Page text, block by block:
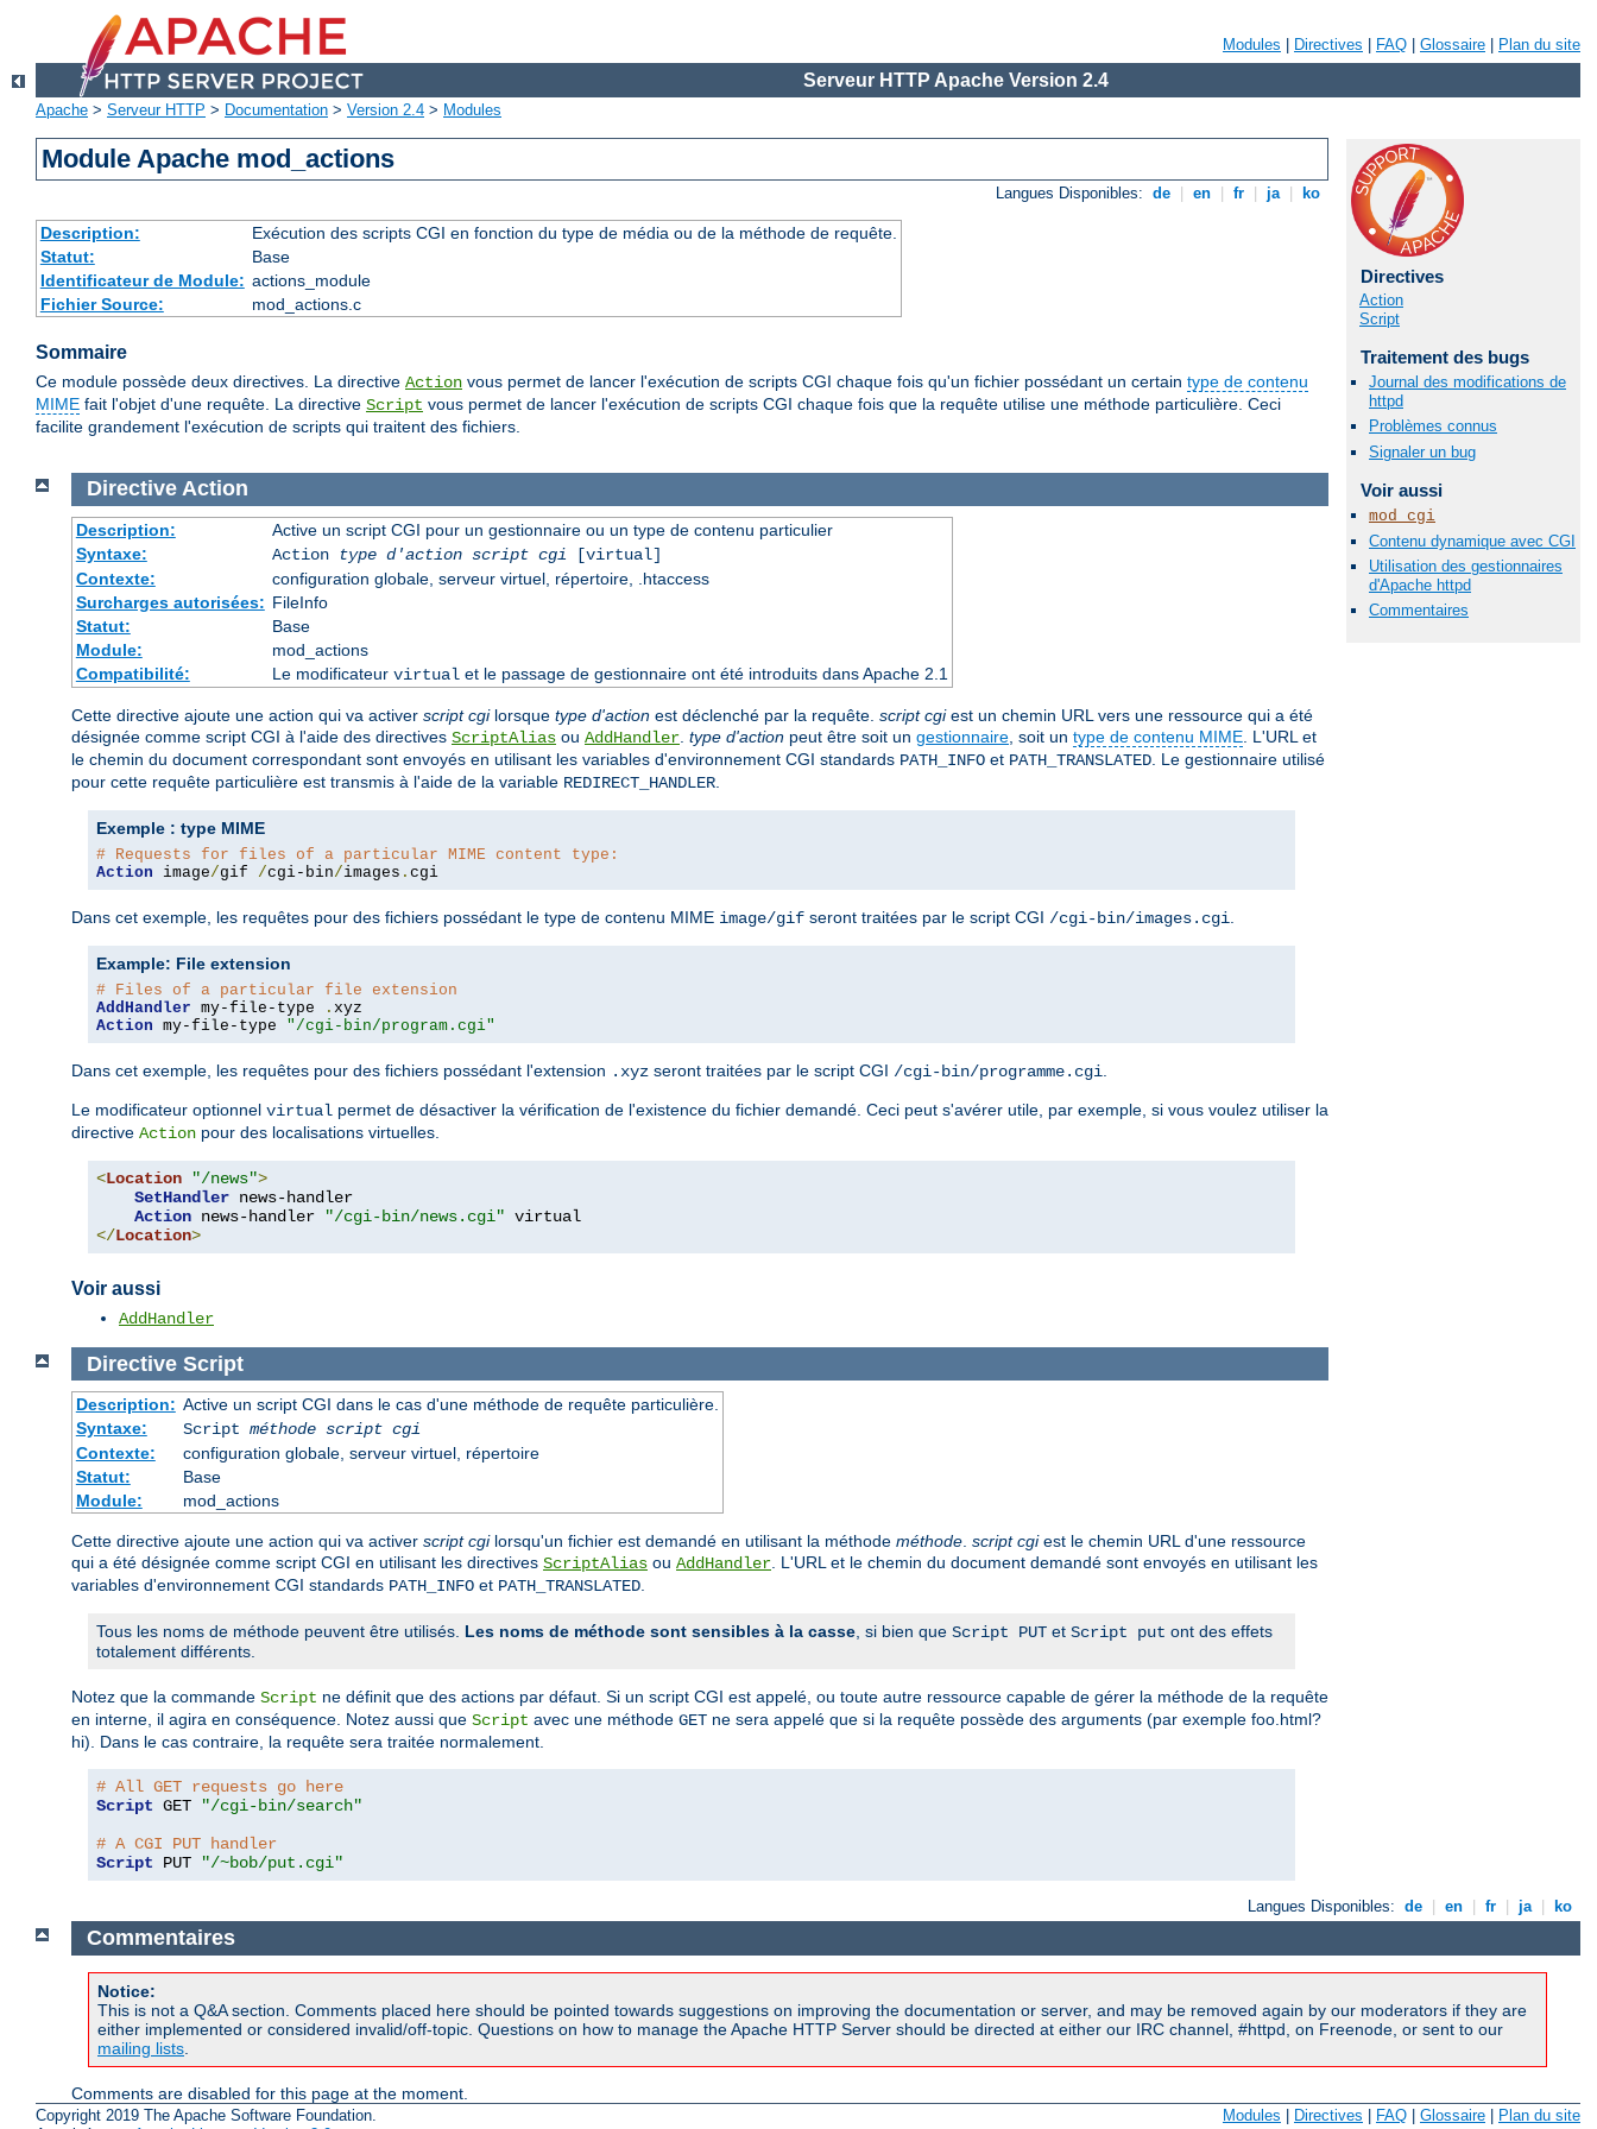
Modules Directives FAQ Glossaire Plan du site
Serveur HTTP Apache Version 2.4
Apache > Serveur HTTP > Documentation > Version 2.4 > Modules
Module Apache mod_actions
Langues Disponibles: de en fr ja ko
Description:
Exécution des scripts CGI en fonction du type de média ou de la méthode de requête.
Statut:
Base
Identificateur de Module: actions_module
Fichier Source:
mod_actions.c
Sommaire
Ce module possède deux directives. La directive Action vous permet de lancer l'exécution de scripts CGI chaque fois qu'un fichier possédant un certain type de contenu
MIME fait l'objet d'une requête. La directive Script vous permet de lancer l'exécution de scripts CGI chaque fois que la requête utilise une méthode particulière. Ceci
facilite grandement l'exécution de scripts qui traitent des fichiers.
Directives
Action
Script
Traitement des bugs
Journal des modifications de
httpd
Problèmes connus
Signaler un bug
Voir aussi
mod_cgi
Contenu dynamique avec CGI
Utilisation des gestionnaires
d'Apache httpd
Commentaires
Directive Action
Description:
Active un script CGI pour un gestionnaire ou un type de contenu particulier
Syntaxe:
Action type d'action script cgi [virtual]
Contexte:
configuration globale, serveur virtuel, répertoire, .htaccess
Surcharges autorisées: FileInfo
Statut:
Base
Module:
mod_actions
Compatibilité:
Le modificateur virtual et le passage de gestionnaire ont été introduits dans Apache 2.1
Cette directive ajoute une action qui va activer script cgilorsque type d'action est déclenché par la requête. script cgiest un chemin URL vers une ressource qui a été
désignée comme script CGI à l'aide des directives ScriptAlias ou AddHandler type d'action peut être soit un gestionnaire , soit un type de contenu MIME . L'URL et
le chemin du document correspondant sont envoyés en utilisant les variables d'environnement CGI standards PATH_INFO et PATH_TRANSLATED . Le gestionnaire utilisé
pour cette requête particulière est transmis à l'aide de la variable REDIRECT_HANDLER
Exemple : type MIME
# Requests for files of a particular MIME content type:
Action image/gif /cgi-bin/images . cgi
Dans cet exemple, les requêtes pour des fichiers possédant le type de contenu MIME image/gif seront traitées par le script CGI /cgi-bin/images.cgi
Example: File extension
# Files of a particular file extension
AddHandler my-file-type .
Action my-file-type "/cgi-bin/program.cgi"
Dans cet exemple, les requêtes pour des fichiers possédant l'extension .xyz seront traitées par le script CGI /cgi-bin/programme.cgi
Le modificateur optionnel virtual permet de désactiver la vérification de l'existence du fichier demandé. Ceci peut s'avérer utile, par exemple, si vous voulez utiliser la
directive Action pour des localisations virtuelles.
<Location "/news">
SetHandler news-handler
Action news-handler "/cgi-bin/news.cgi"
</Location>
Voir aussi
AddHandler
Directive Script
Description: Active un script CGI dans le cas d'une méthode de requête particulière.
Syntaxe:
Script méthode script cgi
Contexte:
configuration globale, serveur virtuel, répertoire
Statut:
Base
Module:
mod_actions
Cette directive ajoute une action qui va activer script cgilorsqu'un fichier est demandé en utilisant la méthode méthode. script cgiest le chemin URL d'une ressource
qui a été désignée comme script CGI en utilisant les directives ScriptAlias ou AddHandler. L'URL et le chemin du document demandé sont envoyés en utilisant les
variables d'environnement CGI standards PATH_INFO et PATH_TRANSLATED.
Tous les noms de méthode peuvent être utilisés. Les noms de méthode sont sensibles à la casse, si bien que Script PUT et Script put ont des effets
totalement différents.
Notez que la commande Script ne définit que des actions par défaut. Si un script CGI est appelé, ou toute autre ressource capable de gérer la méthode de la requête
en interne, il agira en conséquence. Notez aussi que Script avec une méthode GET ne sera appelé que si la requête possède des arguments (par exemple foo.html?
hi). Dans le cas contraire, la requête sera traitée normalement.
# All GET requests go here
Script GET
"/cgi-bin/search"
# A CGI PUT handler
Script PUT "/~bob/put.cgi"
Langues Disponibles: de en fr ja ko
Commentaires
Notice:
This is not a Q&A section. Comments placed here should be pointed towards suggestions on improving the documentation or server, and may be removed again by our moderators if they are
either implemented or considered invalid/off-topic. Questions on how to manage the Apache HTTP Server should be directed at either our IRC channel, #httpd, on Freenode, or sent to our
mailing lists
Comments are disabled for this page at the moment.
Copyright 2019 The Apache Software Foundation.
Modules Directives FAQ Glossaire Plan du site